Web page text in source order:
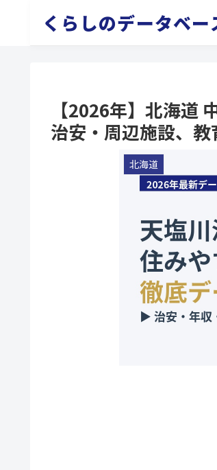
くらしのデータベー
【2026年】北海道
治安・周辺施設、
北海道